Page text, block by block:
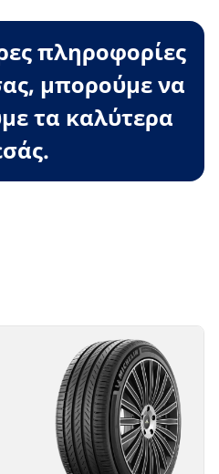
πληροφορίες
μπορούμε να
τα καλύτερα